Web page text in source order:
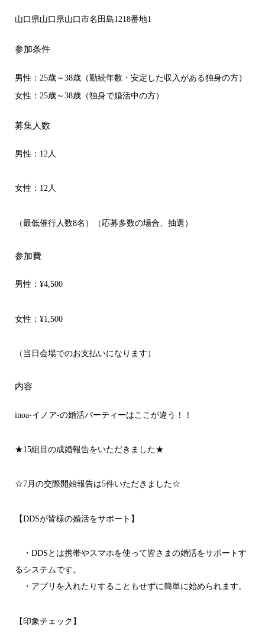
山口県山口県山口市名田島1218番地1
参加条件
男性：25歳～38歳（勤続年数・安定した収入がある独身の方）
女性：25歳～38歳（独身で婚活中の方）
募集人数
男性：12人
女性：12人
（最低催行人数8名）（応募多数の場合、抽選）
参加費
男性： ¥4,500
女性： ¥1,500
（当日会場でのお支払いになります）
内容
inoa-イノア-の婚活パーティーはここが違う！！
★15組目の成婚報告をいただきました★
☆7月の交際開始報告は5件いただきました☆
【DDSが皆様の婚活をサポート】
・DDSとは携帯やスマホを使って皆さまの婚活をサポートす
るシステムです。
・アプリを入れたりすることもせずに簡単に始められます。
【印象チェック】